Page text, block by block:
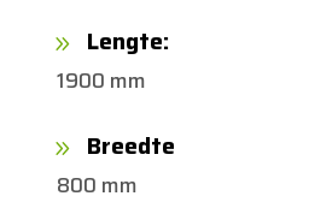
9 Lengte:
1900 mm
9 Breedte
800 mm